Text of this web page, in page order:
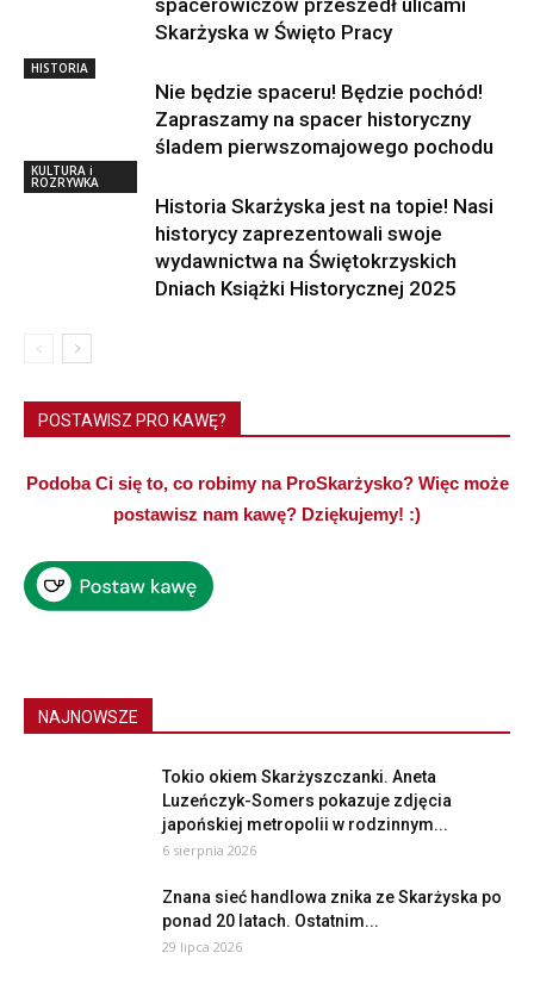
spacerowiczów przeszedł ulicami
Skarżyska w Święto Pracy
HISTORIA
Nie będzie spaceru! Będzie pochód!
Zapraszamy na spacer historyczny
śladem pierwszomajowego pochodu
KULTURA i
ROZRYWKA
Historia Skarżyska jest na topie! Nasi
historycy zaprezentowali swoje
wydawnictwa na Świętokrzyskich
Dniach Książki Historycznej 2025
POSTAWISZ PRO KAWĘ?
Podoba Ci się to, co robimy na ProSkarżysko? Więc może
postawisz nam kawę? Dziękujemy! :)
NAJNOWSZE
Tokio okiem Skarżyszczanki. Aneta
Luzeńczyk-Somers pokazuje zdjęcia
japońskiej metropolii w rodzinnym...
6 sierpnia 2026
Znana sieć handlowa znika ze Skarżyska po
ponad 20 latach. Ostatnim...
29 lipca 2026